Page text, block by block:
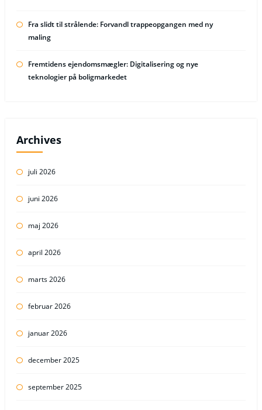
Fra slidt til strålende: Forvandl trappeopgangen med ny
maling
Fremtidens ejendomsmægler: Digitalisering og nye
teknologier på boligmarkedet
Archives
juli 2026
juni 2026
maj 2026
april 2026
marts 2026
februar 2026
januar 2026
december 2025
september 2025